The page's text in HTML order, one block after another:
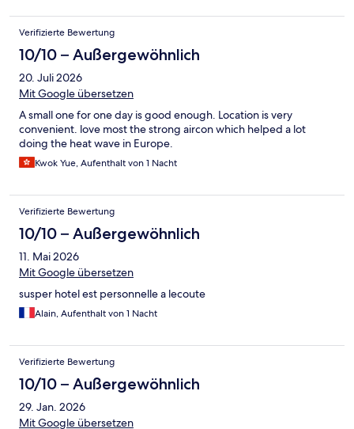
Verifizierte Bewertung
10/10 – Außergewöhnlich
20. Juli 2026
Mit Google übersetzen
A small one for one day is good enough. Location is very
convenient. love most the strong aircon which helped a lot
doing the heat wave in Europe.
Kwok Yue, Aufenthalt von 1 Nacht
Verifizierte Bewertung
10/10 – Außergewöhnlich
11. Mai 2026
Mit Google übersetzen
susper hotel est personnelle a lecoute
Alain, Aufenthalt von 1 Nacht
Verifizierte Bewertung
10/10 – Außergewöhnlich
29. Jan. 2026
Mit Google übersetzen